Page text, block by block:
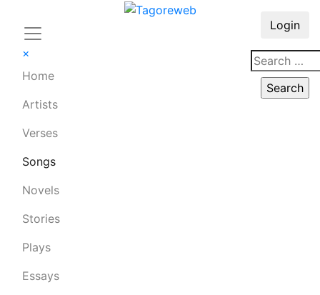
×
Home
Artists
Verses
Songs
Novels
Stories
Plays
Essays
Login